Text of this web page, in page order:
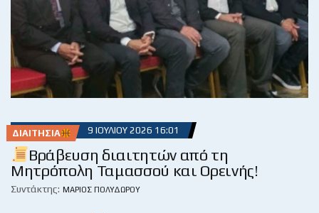
ΔΙΑΙΤΗΣΊΑ 9 ΙΟΥΛΊΟΥ 2026 16:01
Βράβευση διαιτητών από τη
Μητρόπολη Ταμασσού και Ορεινής!
Συντάκτης: ΜΆΡΙΟΣ ΠΟΛΥΔΏΡΟΥ